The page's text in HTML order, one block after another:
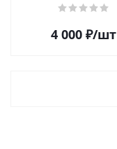
4 000 ₽/шт